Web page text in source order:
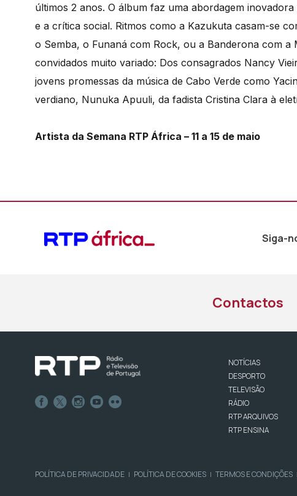
últimos 2 anos. O álbum faz uma abordagem
e a crítica social. Ritmos como a Kazukuta casam-se
o Semba, o Funaná com Rock, ou a Banderona com
convidados muito variado: Dos consagrados Nancy
jovens promessas da música de Cabo Verde como
verdiano, Nunuka Apuuli, da fadista Cristina Clara à
Artista da Semana RTP África – 11 a 15 de maio
Siga-
Contactos
NOTÍCIAS
DESPORTO
TELEVISÃO
RÁDIO
RTP ARQUIVOS
RTP ENSINA
POLÍTICA DE PRIVACIDADE | POLÍTICA DE COOKIES | TERMOS E CONDIÇÕES